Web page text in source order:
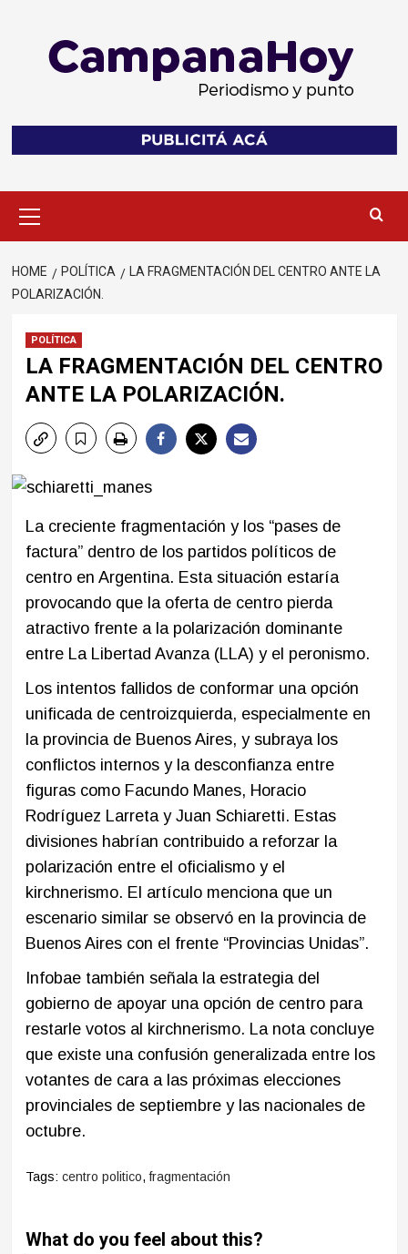
Menu
HOME POLÍTICA
LA FRAGMENTACIÓN DEL CENTRO ANTE LA
POLARIZACIÓN.
POLÍTICA
LA FRAGMENTACIÓN DEL CENTRO
ANTE LA POLARIZACIÓN.
La creciente fragmentación y los “pases de
factura” dentro de los partidos políticos de
centro en Argentina. Esta situación estaría
provocando que la oferta de centro pierda
atractivo frente a la polarización dominante
entre La Libertad Avanza (LLA) y el peronismo.
Los intentos fallidos de conformar una opción
unificada de centroizquierda, especialmente en
la provincia de Buenos Aires, y subraya los
conflictos internos y la desconfianza entre
figuras como Facundo Manes, Horacio
Rodríguez Larreta y Juan Schiaretti. Estas
divisiones habrían contribuido a reforzar la
polarización entre el oficialismo y el
kirchnerismo. El artículo menciona que un
escenario similar se observó en la provincia de
Buenos Aires con el frente “Provincias Unidas”.
Infobae también señala la estrategia del
gobierno de apoyar una opción de centro para
restarle votos al kirchnerismo. La nota concluye
que existe una confusión generalizada entre los
votantes de cara a las próximas elecciones
provinciales de septiembre y las nacionales de
octubre.
Tags: centro politico,fragmentación
What do you feel about this?